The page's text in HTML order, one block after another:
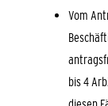
Vom
bis 4